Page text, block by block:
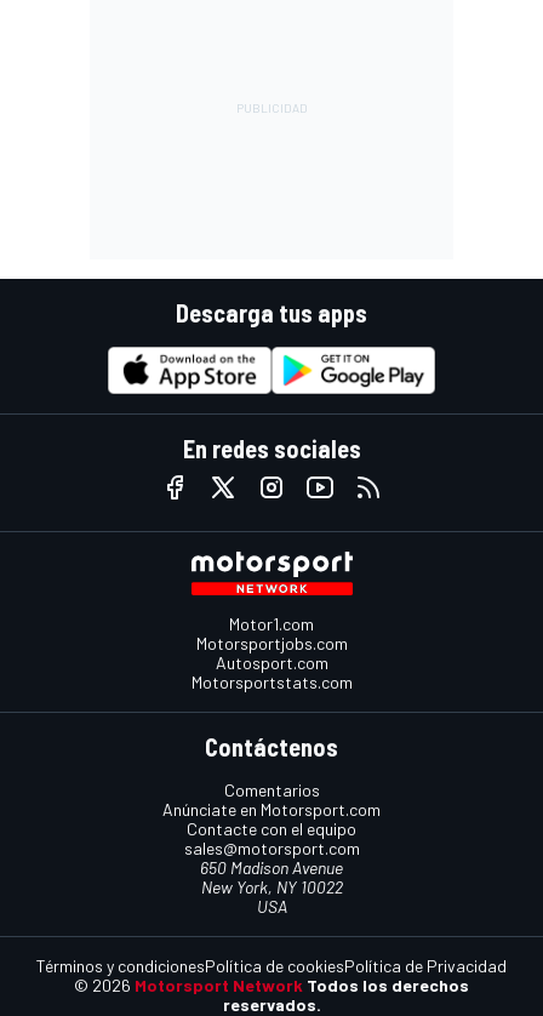
Descarga tus apps
En redes sociales
Motor1.com
Motorsportjobs.com
Autosport.com
Motorsportstats.com
Contáctenos
Comentarios
Anúnciate en Motorsport.com
Contacte con el equipo
sales@motorsport.com
650 Madison Avenue
New York, NY 10022
USA
© 2026 Motorsport Network Todos los derechos
reservados.
Términos y condicionesPolítica de cookiesPolítica de Privacidad